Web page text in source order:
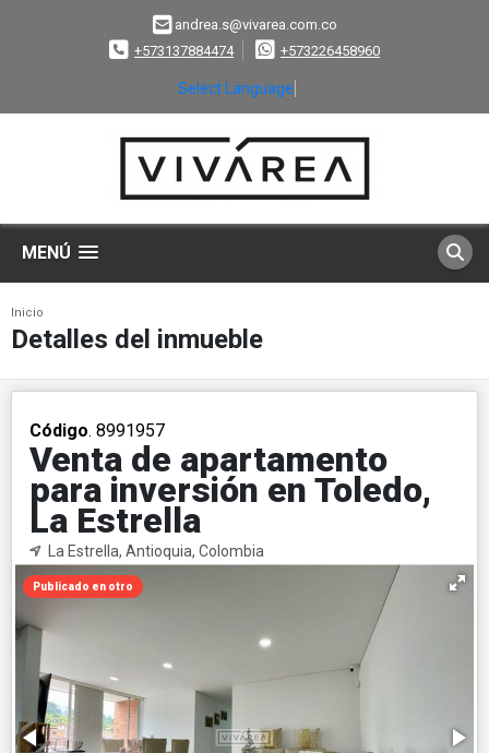
andrea.s@vivarea.com.co
+573137884474
+573226458960
Select Language
MENÚ
Inicio
Detalles del inmueble
Código. 8991957
Venta de apartamento
para inversión en Toledo,
La Estrella
La Estrella, Antioquia, Colombia
Publicado en otro